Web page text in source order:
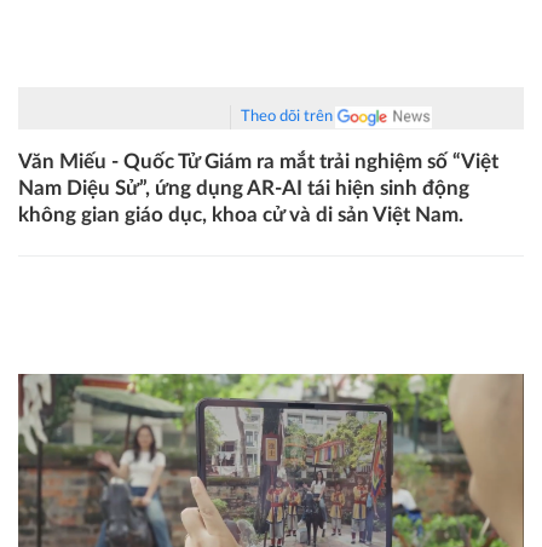
Theo dõi trên
Văn Miếu - Quốc Tử Giám ra mắt trải nghiệm số “Việt
Nam Diệu Sử”, ứng dụng AR-AI tái hiện sinh động
không gian giáo dục, khoa cử và di sản Việt Nam.